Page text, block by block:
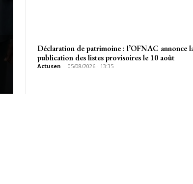
Déclaration de patrimoine : l’OFNAC annonce
publication des listes provisoires le 10 août
Actusen - 05/08/2026 - 13:35